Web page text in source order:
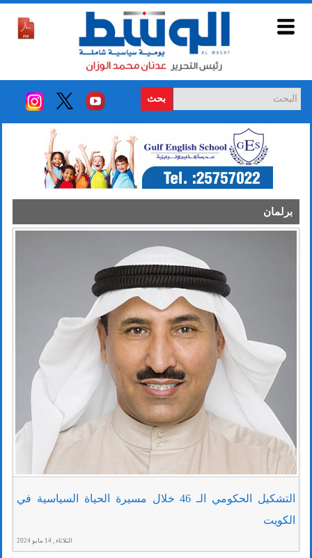
بحث
برلمان
التشكيل الحكومي الـ 46 خلال مسيرة الحياة السياسية في
الكويت
الثلاثاء , 14 مايو 2024